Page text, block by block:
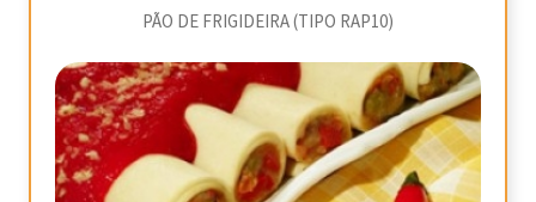
PÃO DE FRIGIDEIRA (TIPO RAP10)